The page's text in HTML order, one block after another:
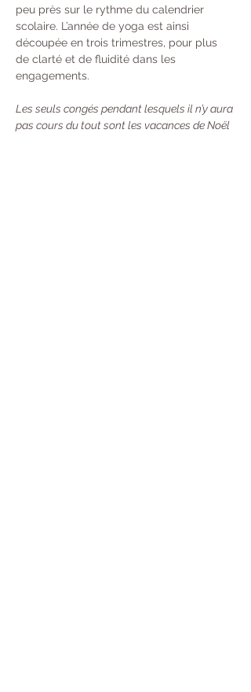
peu près sur le rythme du calendrier
scolaire. L’année de yoga est ainsi
découpée en trois trimestres, pour plus
de clarté et de fluidité dans les
engagements.
Les seuls congés pendant lesquels il n’y aura
pas cours du tout sont les vacances de Noël